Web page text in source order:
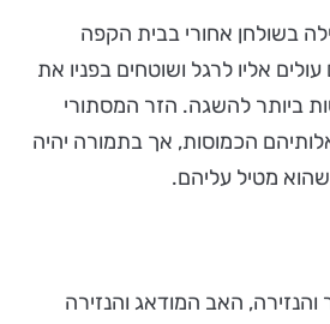
בשולחן אחורי בבית הקפה
אליו לרגל ושוטחים בפניו את
ביותר להשגה. הזר המסתורי
הכמוסות, אך בתמורה יהיה
מטיל עליהם.
האב המודאג והנזירה